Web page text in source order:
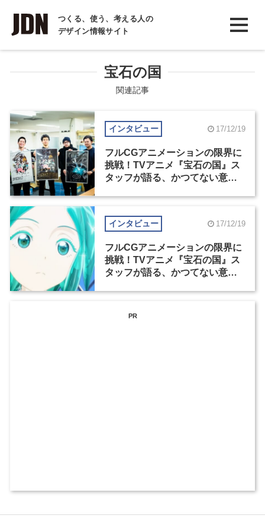
つくる、使う、考える人の
デザイン情報サイト
INTERVIEW
インタビュー
COLUMN
コラム
宝石の国
関連記事
インタビュー 17/12/19
フルCGアニメーションの限界に
挑戦！TVアニメ『宝石の国』ス
タッフが語る、かつてない意欲
インタビュー 17/12/19
フルCGアニメーションの限界に
挑戦！TVアニメ『宝石の国』ス
タッフが語る、かつてない意欲
PR